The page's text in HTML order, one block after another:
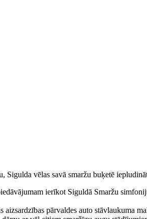
Sigulda vēlas savā smaržu buķetē
ierīkot Siguldā Smaržu
aizsardzības pārvaldes auto stāvlaukuma